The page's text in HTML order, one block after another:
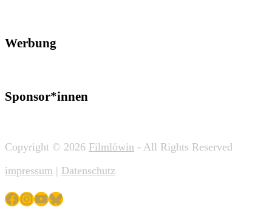
Werbung
Sponsor*innen
Copyright © 2026 Filmlöwin - All Rights Reserved
impressum | Datenschutz
Facebook
Instagram
YouTube
Bluesky